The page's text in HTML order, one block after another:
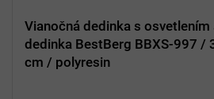
Vianočná dedinka s osvetlením
dedinka BestBerg BBXS-997 /
cm / polyresin